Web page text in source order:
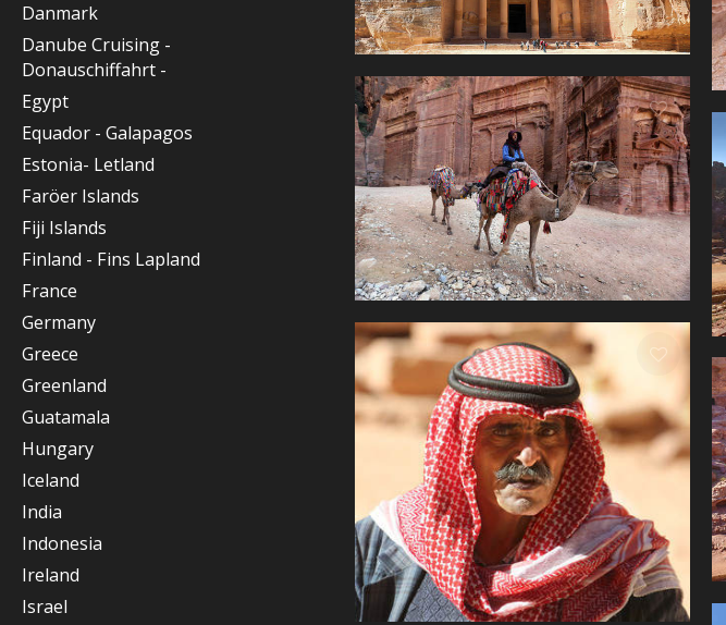
Danmark
Danube Cruising -
Donauschiffahrt -
Egypt
Equador - Galapagos
Estonia- Letland
Faröer Islands
Fiji Islands
Finland - Fins Lapland
France
Germany
Greece
Greenland
Guatamala
Hungary
Iceland
India
Indonesia
Ireland
Israel